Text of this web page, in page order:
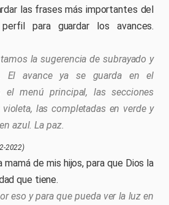
las frases más importantes del
para guardar los avances.
la sugerencia de subrayado y
El avance ya se guarda en el
el menú principal, las secciones
las completadas en verde y
azul. La paz.
2022)
mamá de mis hijos, para que Dios la
que tiene.
eso y para que pueda ver la luz en